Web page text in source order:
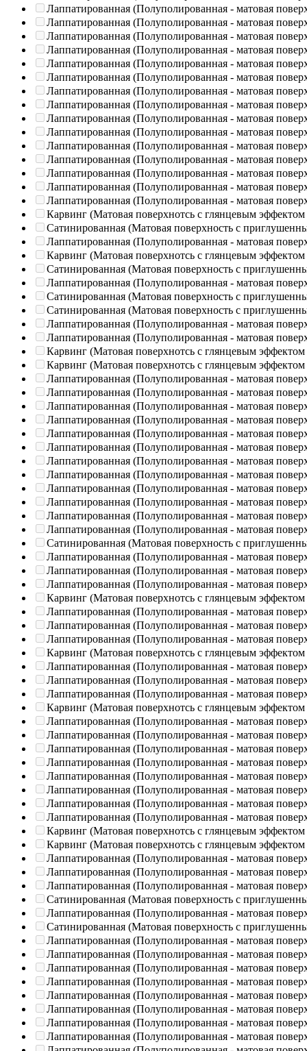
Лаппатированная (Полуполированная - матовая
Лаппатированная (Полуполированная - матовая
Лаппатированная (Полуполированная - матовая
Лаппатированная (Полуполированная - матовая
Лаппатированная (Полуполированная - матовая
Лаппатированная (Полуполированная - матовая
Лаппатированная (Полуполированная - матовая
Лаппатированная (Полуполированная - матовая
Лаппатированная (Полуполированная - матовая
Лаппатированная (Полуполированная - матовая
Лаппатированная (Полуполированная - матовая
Лаппатированная (Полуполированная - матовая
Лаппатированная (Полуполированная - матовая
Лаппатированная (Полуполированная - матовая
Лаппатированная (Полуполированная - матовая
Карвинг (Матовая поверхнотсь с глянцевым эффектом
Сатинированная (Матовая поверхность с
Лаппатированная (Полуполированная - матовая
Карвинг (Матовая поверхнотсь с глянцевым эффектом
Сатинированная (Матовая поверхность с
Лаппатированная (Полуполированная - матовая
Сатинированная (Матовая поверхность с
Сатинированная (Матовая поверхность с
Лаппатированная (Полуполированная - матовая
Лаппатированная (Полуполированная - матовая
Карвинг (Матовая поверхнотсь с глянцевым эффектом
Карвинг (Матовая поверхнотсь с глянцевым эффектом
Лаппатированная (Полуполированная - матовая
Лаппатированная (Полуполированная - матовая
Лаппатированная (Полуполированная - матовая
Лаппатированная (Полуполированная - матовая
Лаппатированная (Полуполированная - матовая
Лаппатированная (Полуполированная - матовая
Лаппатированная (Полуполированная - матовая
Лаппатированная (Полуполированная - матовая
Лаппатированная (Полуполированная - матовая
Лаппатированная (Полуполированная - матовая
Лаппатированная (Полуполированная - матовая
Лаппатированная (Полуполированная - матовая
Сатинированная (Матовая поверхность с
Лаппатированная (Полуполированная - матовая
Лаппатированная (Полуполированная - матовая
Лаппатированная (Полуполированная - матовая
Карвинг (Матовая поверхнотсь с глянцевым эффектом
Лаппатированная (Полуполированная - матовая
Лаппатированная (Полуполированная - матовая
Лаппатированная (Полуполированная - матовая
Карвинг (Матовая поверхнотсь с глянцевым эффектом
Лаппатированная (Полуполированная - матовая
Лаппатированная (Полуполированная - матовая
Лаппатированная (Полуполированная - матовая
Карвинг (Матовая поверхнотсь с глянцевым эффектом
Лаппатированная (Полуполированная - матовая
Лаппатированная (Полуполированная - матовая
Лаппатированная (Полуполированная - матовая
Лаппатированная (Полуполированная - матовая
Лаппатированная (Полуполированная - матовая
Лаппатированная (Полуполированная - матовая
Лаппатированная (Полуполированная - матовая
Лаппатированная (Полуполированная - матовая
Карвинг (Матовая поверхнотсь с глянцевым эффектом
Карвинг (Матовая поверхнотсь с глянцевым эффектом
Лаппатированная (Полуполированная - матовая
Лаппатированная (Полуполированная - матовая
Лаппатированная (Полуполированная - матовая
Сатинированная (Матовая поверхность с
Лаппатированная (Полуполированная - матовая
Сатинированная (Матовая поверхность с
Лаппатированная (Полуполированная - матовая
Лаппатированная (Полуполированная - матовая
Лаппатированная (Полуполированная - матовая
Лаппатированная (Полуполированная - матовая
Лаппатированная (Полуполированная - матовая
Лаппатированная (Полуполированная - матовая
Лаппатированная (Полуполированная - матовая
Лаппатированная (Полуполированная - матовая